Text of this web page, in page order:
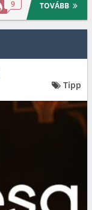
9 TOVÁBB
Tipp